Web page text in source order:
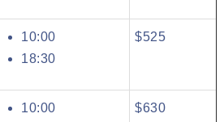
10:00
18:30
$525
10:00
$630